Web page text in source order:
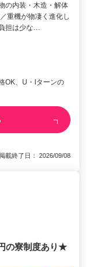
の内装・木造・解体
重機が物凄く進化し
担は少な…
OK、U・Iターンの
終了日： 2026/09/08
の寮制度あり★